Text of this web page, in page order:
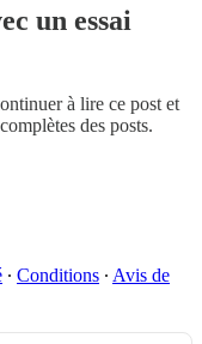
un essai
à lire ce post et
des posts.
∙ Conditions ∙ Avis de